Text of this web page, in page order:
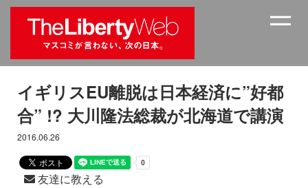
イギリスEU離脱は日本経済に”好都
合” !? 大川隆法総裁が北海道で講演
2016.06.26
友達に教える